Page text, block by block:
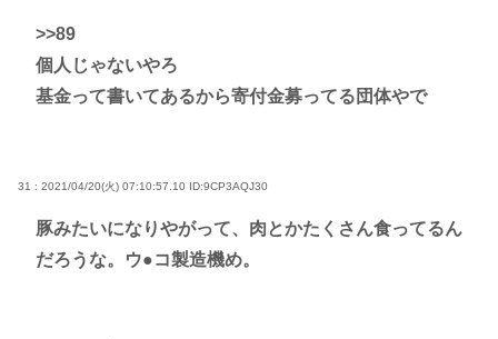
>>89
個人じゃないやろ
基金って書いてあるから寄付金募ってる団体やで
31 : 2021/04/20(火) 07:10:57.10 ID:9CP3AQJ30
豚みたいになりやがって、肉とかたくさん食ってるん
だろうな。ウ●コ製造機め。